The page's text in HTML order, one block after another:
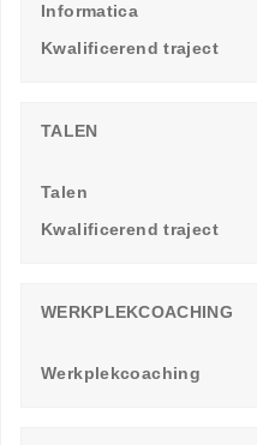
Informatica
Kwalificerend traject
TALEN
Talen
Kwalificerend traject
WERKPLEKCOACHING
Werkplekcoaching